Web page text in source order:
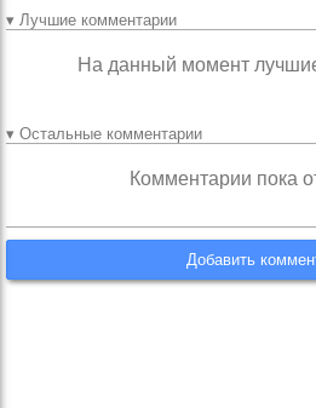
▾ Лучшие комментарии
На данный момент
▾ Остальные комментарии
Комментарии пока
Добавить